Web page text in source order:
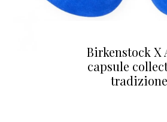
Birkenstock X
capsule